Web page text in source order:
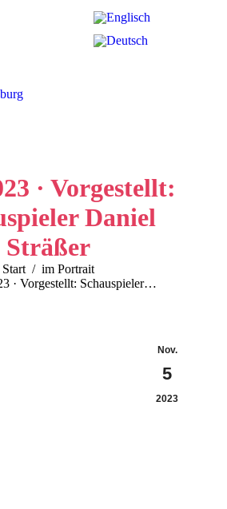
· Vorgestellt:
Daniel
Sträßer
Start
im Portrait
· Vorgestellt: Schauspieler…
Nov.
5
2023